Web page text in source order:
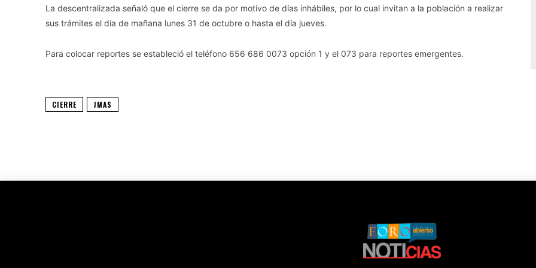
La descentralizada señaló que el cierre se da por motivo de días inhábiles, por lo cual invitan a la población a realizar
sus trámites el día de mañana lunes 31 de octubre o hasta el día jueves.
Para colocar reportes se estableció el teléfono 656 686 0073 opción 1 y el 073 para reportes emergentes.
CIERRE JMAS